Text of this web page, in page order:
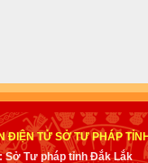
ĐIỆN TỬ SỞ TƯ PHÁP
Sở Tư pháp tỉnh Đắk Lắk